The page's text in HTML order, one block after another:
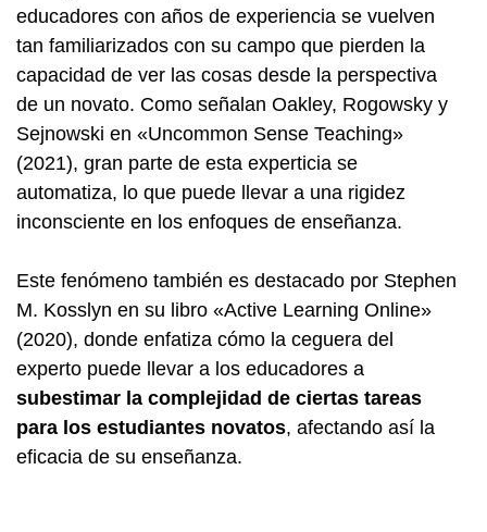
educadores con años de experiencia se vuelven
tan familiarizados con su campo que pierden la
capacidad de ver las cosas desde la perspectiva
de un novato. Como señalan Oakley, Rogowsky y
Sejnowski en «Uncommon Sense Teaching»
(2021), gran parte de esta experticia se
automatiza, lo que puede llevar a una rigidez
inconsciente en los enfoques de enseñanza.
Este fenómeno también es destacado por Stephen
M. Kosslyn en su libro «Active Learning Online»
(2020), donde enfatiza cómo la ceguera del
experto puede llevar a los educadores a
subestimar la complejidad de ciertas tareas
para los estudiantes novatos, afectando así la
eficacia de su enseñanza.